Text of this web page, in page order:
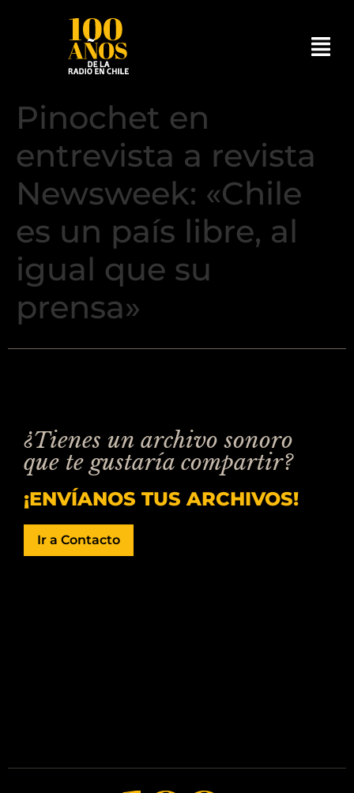
Pinochet en
entrevista a revista
Newsweek: «Chile
es un país libre, al
igual que su
prensa»
¿Tienes un archivo sonoro
que te gustaría compartir?
¡ENVÍANOS TUS ARCHIVOS!
Ir a Contacto